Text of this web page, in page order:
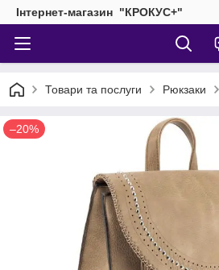
Інтернет-магазин "КРОКУС+"
Товари та послуги Рюкзаки
–20%